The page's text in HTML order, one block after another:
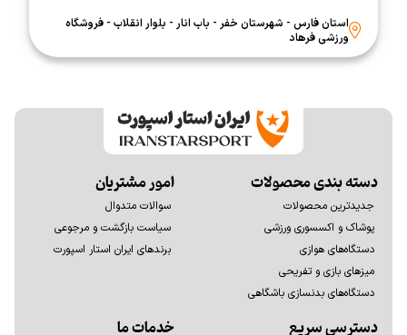
استان فارس - شهرستان خفر - باب انار - بلوار انقلاب - فروشگاه
ورزشی فرهاد
دسته بندی محصولات
جدیدترین محصولات
پوشاک و اکسسوری ورزشی
دستگاه‌های هوازی
میزهای بازی و تفریحی
دستگاه‌های بدنسازی باشگاهی
امور مشتریان
سوالات متدوال
سیاست بازگشت و مرجوعی
برندهای ایران استار اسپورت
دسترسی سریع خدمات ما